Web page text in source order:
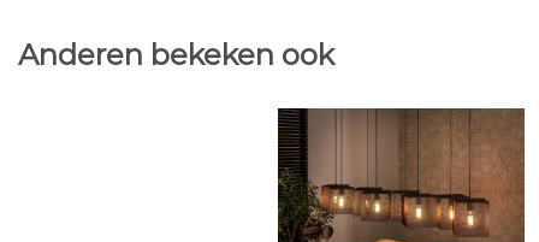
Anderen bekeken ook